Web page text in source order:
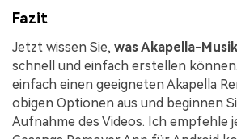
Fazit
Jetzt wissen Sie, was Akapella-
schnell und einfach erstellen
einfach einen geeigneten Akapella
obigen Optionen aus und beginnen
Aufnahme des Videos. Ich empfehle